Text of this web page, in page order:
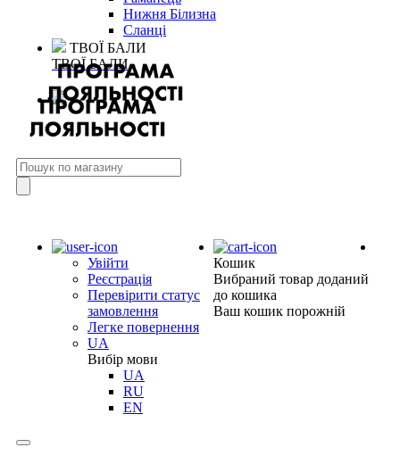
Нижня Білизна
Сланці
ТВОЇ БАЛИ
ТВОЇ БАЛИ
Увійти
Реєстрація
Перевірити статус
замовлення
Легке повернення
UA
Вибір мови
UA
RU
EN
Кошик
Вибраний товар доданий
до кошика
Ваш кошик порожній